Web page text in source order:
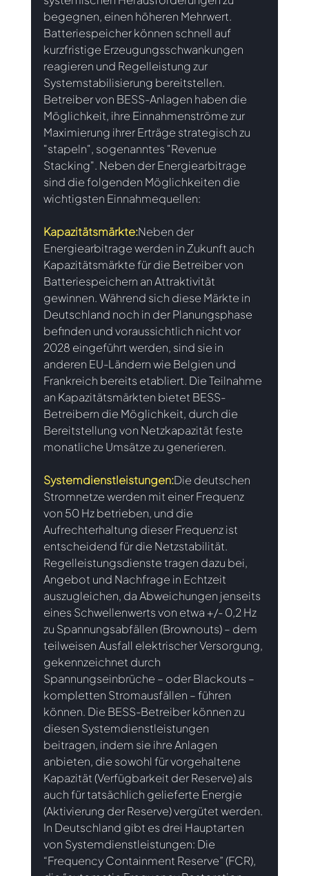
begegnen, einen höheren Mehrwert.
Batteriespeicher können schnell auf
kurzfristige Erzeugungsschwankungen
reagieren und Regelleistung zur
Systemstabilisierung bereitstellen.
Betreiber von BESS-Anlagen haben die
Möglichkeit, ihre Einnahmenströme zur
Maximierung ihrer Erträge strategisch zu
"stapeln", sogenanntes "Revenue
Stacking". Neben der Energiearbitrage
sind die folgenden Möglichkeiten die
wichtigsten Einnahmequellen:
Kapazitätsmärkte:Neben der
Energiearbitrage werden in Zukunft auch
Kapazitätsmärkte für die Betreiber von
Batteriespeichern an Attraktivität
gewinnen. Während sich diese Märkte in
Deutschland noch in der Planungsphase
befinden und voraussichtlich nicht vor
2028 eingeführt werden, sind sie in
anderen EU-Ländern wie Belgien und
Frankreich bereits etabliert. Die Teilnahme
an Kapazitätsmärkten bietet BESS-
Betreibern die Möglichkeit, durch die
Bereitstellung von Netzkapazität feste
monatliche Umsätze zu generieren.
Systemdienstleistungen:Die deutschen
Stromnetze werden mit einer Frequenz
von 50 Hz betrieben, und die
Aufrechterhaltung dieser Frequenz ist
entscheidend für die Netzstabilität.
Regelleistungsdienste tragen dazu bei,
Angebot und Nachfrage in Echtzeit
auszugleichen, da Abweichungen jenseits
eines Schwellenwerts von etwa +/- 0,2 Hz
zu Spannungsabfällen (Brownouts) – dem
teilweisen Ausfall elektrischer Versorgung,
gekennzeichnet durch
Spannungseinbrüche – oder Blackouts –
kompletten Stromausfällen – führen
können. Die BESS-Betreiber können zu
diesen Systemdienstleistungen
beitragen, indem sie ihre Anlagen
anbieten, die sowohl für vorgehaltene
Kapazität (Verfügbarkeit der Reserve) als
auch für tatsächlich gelieferte Energie
(Aktivierung der Reserve) vergütet werden.
In Deutschland gibt es drei Hauptarten
von Systemdienstleistungen: Die
“Frequency Containment Reserve” (FCR),